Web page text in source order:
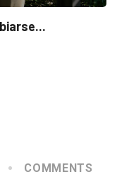
COMMENTS